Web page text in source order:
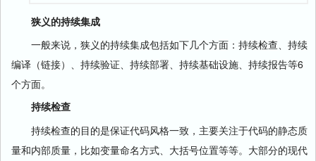
狭义的持续集成
一般来说，狭义的持续集成包括如下几个方面：持续检查、持续
编译（链接）、持续验证、持续部署、持续基础设施、持续报告等6
个方面。
持续检查
持续检查的目的是保证代码风格一致，主要关注于代码的静态质
量和内部质量，比如变量命名方式、大括号位置等等。大部分的现代